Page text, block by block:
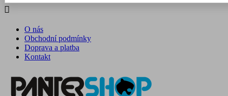

O nás
Obchodní podmínky
Doprava a platba
Kontakt